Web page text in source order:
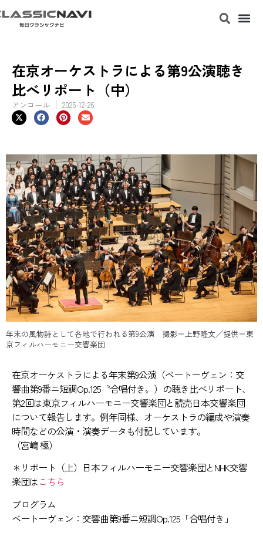
在京オーケストラによる第9公演聴き
比べリポート（中）
アンコール 2025-12-26
年末の風物詩として各地で行われる第9公演 撮影＝上野隆文／提供＝東
京フィルハーモニー交響楽団
在京オーケストラによる年末第9公演（ベートーヴェン：交
響曲第9番ニ短調Op.125〝合唱付き〟）の聴き比べリポート、
第2回は東京フィルハーモニー交響楽団と読売日本交響楽団
について報告します。例年同様、オーケストラの編成や演奏
時間などの公演・演奏データも付記しています。
（宮嶋 極）
＊リポート（上）日本フィルハーモニー交響楽団とNHK交響
楽団はこちら
プログラム
ベートーヴェン：交響曲第9番ニ短調Op.125「合唱付き」